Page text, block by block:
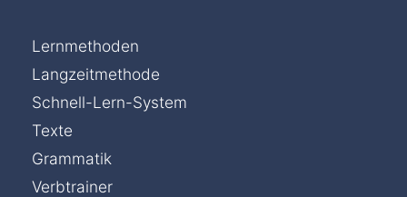
Lernmethoden
Langzeitmethode
Schnell-Lern-System
Texte
Grammatik
Verbtrainer